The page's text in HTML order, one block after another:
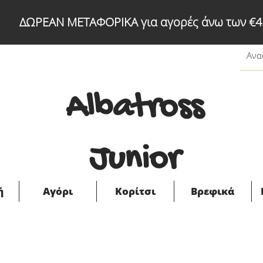
ΔΩΡΕΑΝ ΜΕΤΑΦΟΡΙΚΑ για αγορές άνω των
Albatross
Junior
Αγόρι Κορίτσι Βρεφικά